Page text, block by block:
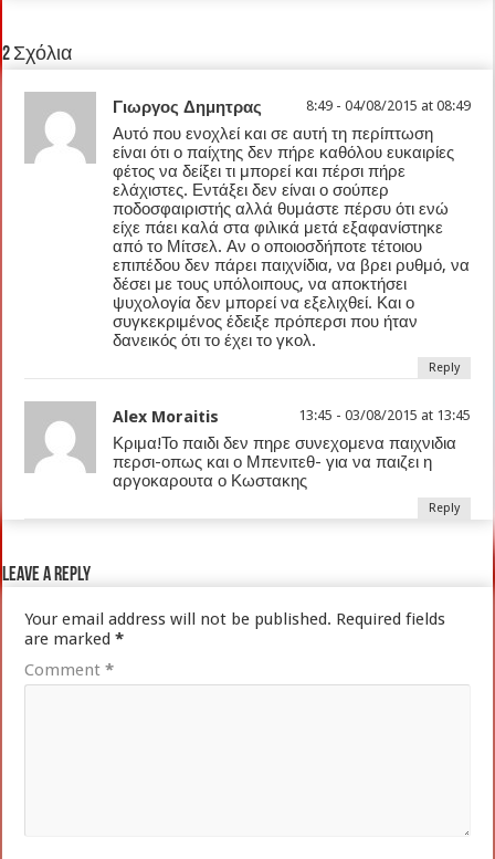
2 Σχόλια
Γιωργος Δημητρας 8:49 - 04/08/2015 at 08:49
Αυτό που ενοχλεί και σε αυτή τη περίπτωση
είναι ότι ο παίχτης δεν πήρε καθόλου ευκαιρίες
φέτος να δείξει τι μπορεί και πέρσι πήρε
ελάχιστες. Εντάξει δεν είναι ο σούπερ
ποδοσφαιριστής αλλά θυμάστε πέρσυ ότι ενώ
είχε πάει καλά στα φιλικά μετά εξαφανίστηκε
από το Μίτσελ. Αν ο οποιοσδήποτε τέτοιου
επιπέδου δεν πάρει παιχνίδια, να βρει ρυθμό, να
δέσει με τους υπόλοιπους, να αποκτήσει
ψυχολογία δεν μπορεί να εξελιχθεί. Και ο
συγκεκριμένος έδειξε πρόπερσι που ήταν
δανεικός ότι το έχει το γκολ.
Reply
Alex Moraitis 13:45 - 03/08/2015 at 13:45
Κριμα!Το παιδι δεν πηρε συνεχομενα παιχνιδια
περσι-οπως και ο Μπενιτεθ- για να παιζει η
αργοκαρουτα ο Κωστακης
Reply
Leave a Reply
Your email address will not be published. Required fields
are marked*
Comment*